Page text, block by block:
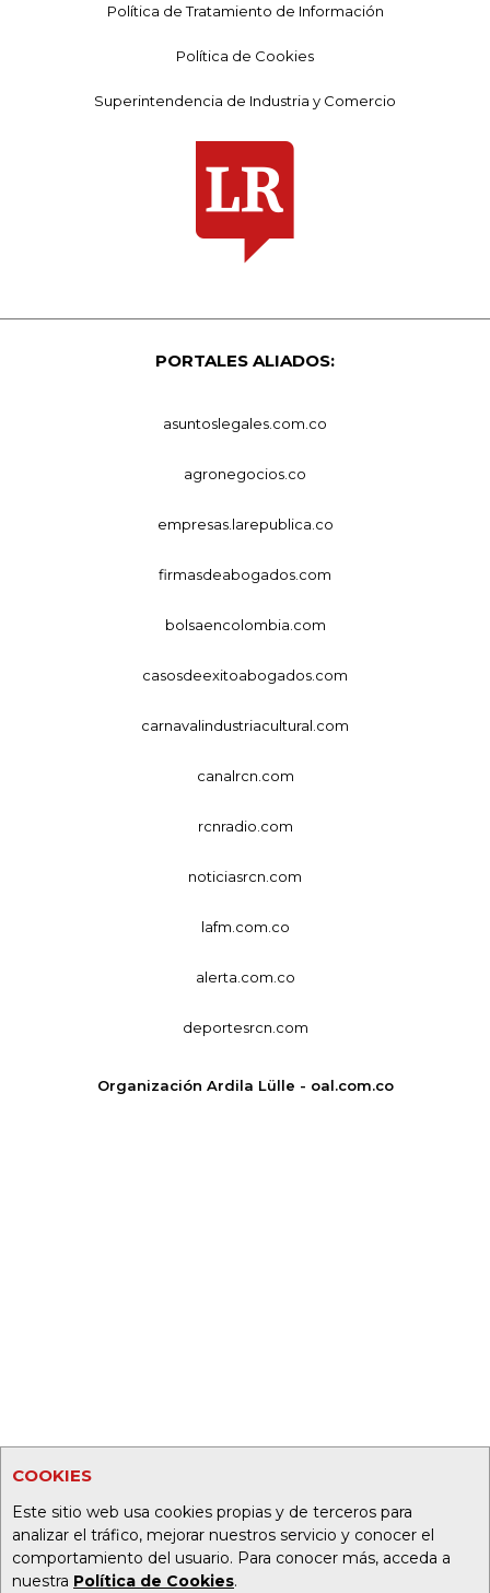
COOKIES
Este sitio web usa cookies propias y de terceros para
analizar el tráfico, mejorar nuestros servicio y conocer el
comportamiento del usuario. Para conocer más, acceda a
nuestra Política de Cookies.
Política de Tratamiento de Información
Política de Cookies
Superintendencia de Industria y Comercio
PORTALES ALIADOS:
asuntoslegales.com.co
agronegocios.co
empresas.larepublica.co
firmasdeabogados.com
bolsaencolombia.com
casosdeexitoabogados.com
carnavalindustriacultural.com
canalrcn.com
rcnradio.com
noticiasrcn.com
lafm.com.co
alerta.com.co
deportesrcn.com
Organización Ardila Lülle - oal.com.co